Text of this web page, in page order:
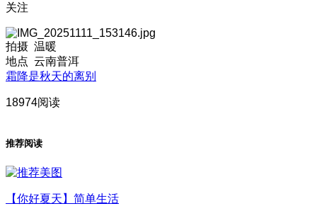
关注
拍摄 温暖
地点 云南普洱
霜降是秋天的离别
18974阅读
推荐阅读
【你好夏天】简单生活